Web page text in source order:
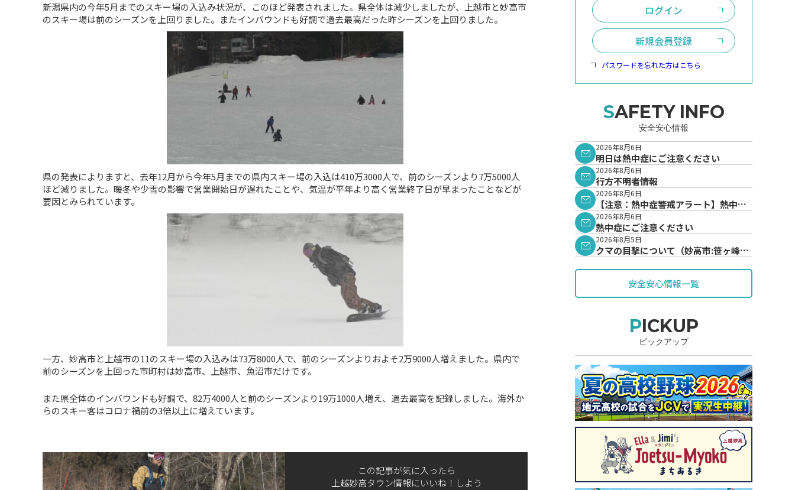
新潟県内の今年5月までのスキー場の入込み状況が、このほど発表されました。県全体は減少しましたが、上越市と妙高市
のスキー場は前のシーズンを上回りました。またインバウンドも好調で過去最高だった昨シーズンを上回りました。
県の発表によりますと、去年12月から今年5月までの県内スキー場の入込は410万3000人で、前のシーズンより7万5000人
ほど減りました。暖冬や少雪の影響で営業開始日が遅れたことや、気温が平年より高く営業終了日が早まったことなどが
要因とみられています。
一方、妙高市と上越市の11のスキー場の入込みは73万8000人で、前のシーズンよりおよそ2万9000人増えました。県内で
前のシーズンを上回った市町村は妙高市、上越市、魚沼市だけです。
また県全体のインバウンドも好調で、82万4000人と前のシーズンより19万1000人増え、過去最高を記録しました。海外か
らのスキー客はコロナ禍前の3倍以上に増えています。
この記事が気に入ったら
上越妙高タウン情報にいいね！しよう
ログイン
新規会員登録
パスワードを忘れた方はこちら
SAFETY INFO
安全安心情報
2026年8月6日
明日は熱中症にご注意ください
2026年8月6日
行方不明者情報
2026年8月6日
【注意：熱中症警戒アラート】熱中症
警戒アラートが発表されています。
2026年8月6日
熱中症にご注意ください
2026年8月5日
クマの目撃について（妙高市:笹ヶ峰地
安全安心情報一覧
PICKUP
ピックアップ